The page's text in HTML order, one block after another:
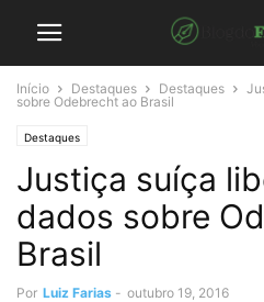
Início Destaques Destaques
sobre Odebrecht ao Brasil
Destaques
Justiça suíça
dados sobre
Brasil
Por Luiz Farias - outubro 19, 2016